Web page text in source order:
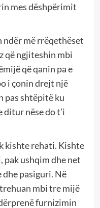
mes dëshpërimit
ndër më rrëqethëset
që ngjiteshin mbi
që qanin pa e
i çonin drejt një
pas shtëpitë ku
nëse do t’i
kishte rehati. Kishte
pak ushqim dhe net
pasiguri. Në
mbi tre mijë
furnizimin